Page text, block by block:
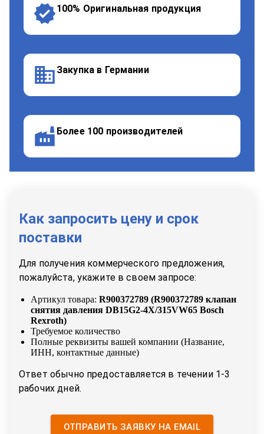
100% Оригинальная продукция
Закупка в Германии
Более 100 производителей
Как запросить цену и срок
поставки
Для получения коммерческого предложения,
пожалуйста, укажите в своем запросе:
Артикул товара: R900372789 (R900372789 клапан
снятия давления DB15G2-4X/315VW65 Bosch
Rexroth)
Требуемое количество
Полные реквизиты вашей компании (Название,
ИНН, контактные данные)
Ответ обычно предоставляется в течении 1-3
рабочих дней.
ОТПРАВИТЬ ЗАЯВКУ НА EMAIL